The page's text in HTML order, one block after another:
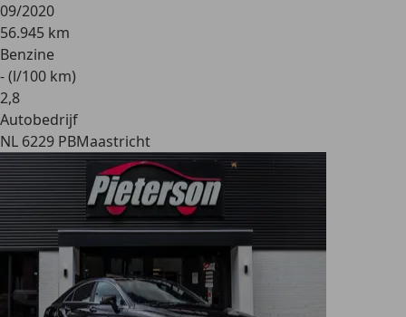
09/2020
56.945 km
Benzine
- (l/100 km)
2,8
Autobedrijf
NL 6229 PBMaastricht